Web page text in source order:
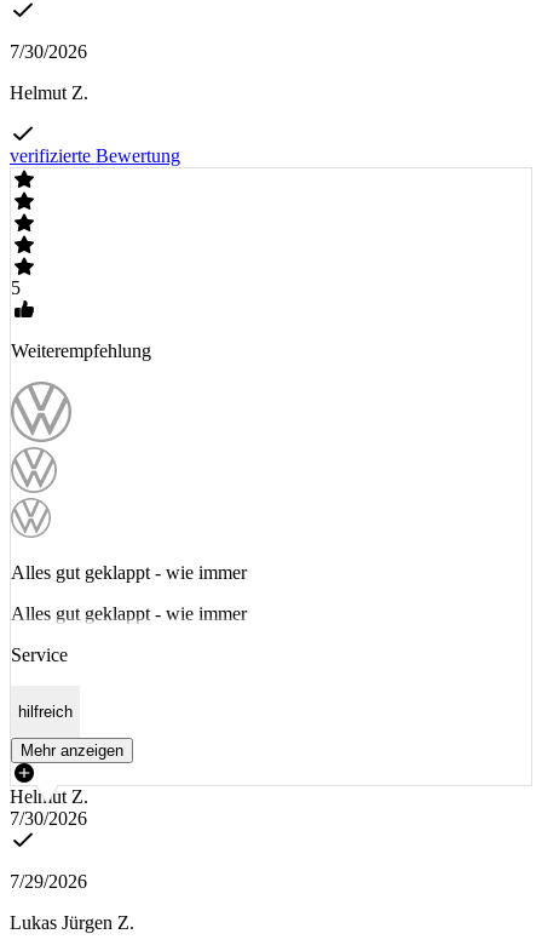
7/30/2026
Helmut Z.
verifizierte Bewertung
5
Weiterempfehlung
Alles gut geklappt - wie immer
Alles gut geklappt - wie immer
Service
hilfreich
Mehr anzeigen
Helmut Z.
7/30/2026
7/29/2026
Lukas Jürgen Z.